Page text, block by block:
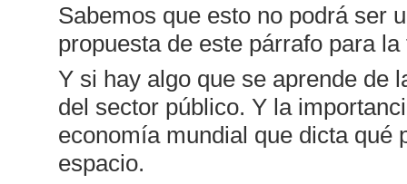
Sabemos que esto no podrá ser
propuesta de este párrafo para
Y si hay algo que se aprende de
del sector público. Y la
economía mundial que dicta qué
espacio.